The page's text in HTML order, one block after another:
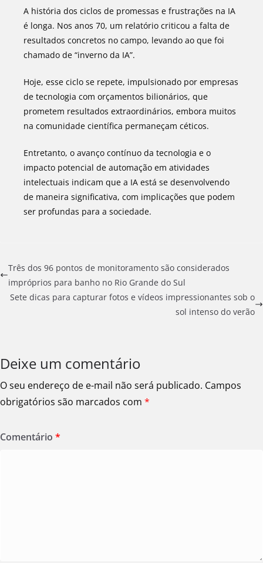
A história dos ciclos de promessas e frustrações na IA
é longa. Nos anos 70, um relatório criticou a falta de
resultados concretos no campo, levando ao que foi
chamado de “inverno da IA”.
Hoje, esse ciclo se repete, impulsionado por empresas
de tecnologia com orçamentos bilionários, que
prometem resultados extraordinários, embora muitos
na comunidade científica permaneçam céticos.
Entretanto, o avanço contínuo da tecnologia e o
impacto potencial de automação em atividades
intelectuais indicam que a IA está se desenvolvendo
de maneira significativa, com implicações que podem
ser profundas para a sociedade.
Três dos 96 pontos de monitoramento são considerados
impróprios para banho no Rio Grande do Sul
Sete dicas para capturar fotos e vídeos impressionantes sob o
sol intenso do verão
Deixe um comentário
O seu endereço de e-mail não será publicado. Campos
obrigatórios são marcados com *
Comentário *